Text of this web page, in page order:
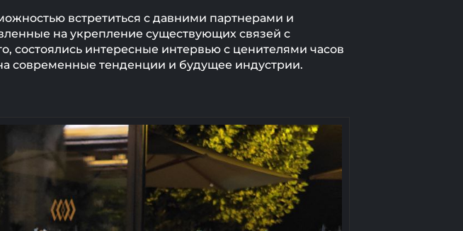
встретиться с давними партнерами и
на укрепление существующих связей с
состоялись интересные интервью с ценителями часов
современные тенденции и будущее индустрии.